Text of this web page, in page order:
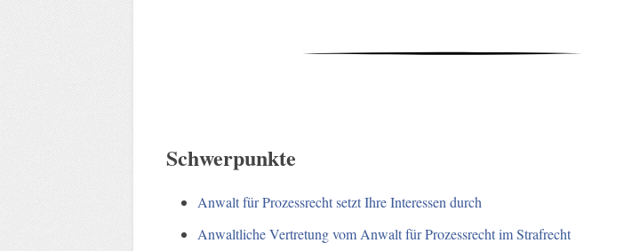
Schwerpunkte
Anwalt für Prozessrecht setzt Ihre Interessen durch
Anwaltliche Vertretung vom Anwalt für Prozessrecht im Strafrecht